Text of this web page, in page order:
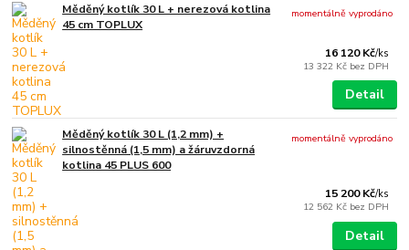
Měděný kotlík 30 L + nerezová kotlina
45 cm TOPLUX
16 120 Kč/ks
13 322 Kč bez DPH
momentálně vyprodáno
Detail
Měděný kotlík 30 L (1,2 mm) +
silnostěnná (1,5 mm) a žáruvzdorná
kotlina 45 PLUS 600
15 200 Kč/ks
12 562 Kč bez DPH
momentálně vyprodáno
Detail